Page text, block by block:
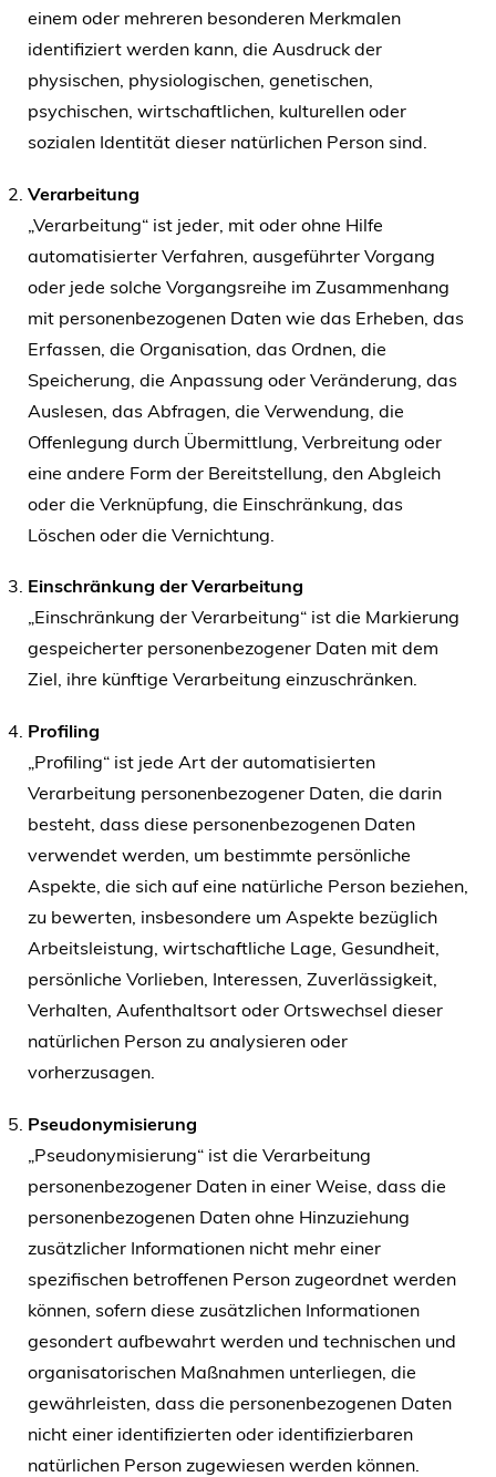
einem oder mehreren besonderen Merkmalen
identifiziert werden kann, die Ausdruck der
physischen, physiologischen, genetischen,
psychischen, wirtschaftlichen, kulturellen oder
sozialen Identität dieser natürlichen Person sind.
Verarbeitung
„Verarbeitung“ ist jeder, mit oder ohne Hilfe
automatisierter Verfahren, ausgeführter Vorgang
oder jede solche Vorgangsreihe im Zusammenhang
mit personenbezogenen Daten wie das Erheben, das
Erfassen, die Organisation, das Ordnen, die
Speicherung, die Anpassung oder Veränderung, das
Auslesen, das Abfragen, die Verwendung, die
Offenlegung durch Übermittlung, Verbreitung oder
eine andere Form der Bereitstellung, den Abgleich
oder die Verknüpfung, die Einschränkung, das
Löschen oder die Vernichtung.
Einschränkung der Verarbeitung
„Einschränkung der Verarbeitung“ ist die Markierung
gespeicherter personenbezogener Daten mit dem
Ziel, ihre künftige Verarbeitung einzuschränken.
Profiling
„Profiling“ ist jede Art der automatisierten
Verarbeitung personenbezogener Daten, die darin
besteht, dass diese personenbezogenen Daten
verwendet werden, um bestimmte persönliche
Aspekte, die sich auf eine natürliche Person beziehen,
zu bewerten, insbesondere um Aspekte bezüglich
Arbeitsleistung, wirtschaftliche Lage, Gesundheit,
persönliche Vorlieben, Interessen, Zuverlässigkeit,
Verhalten, Aufenthaltsort oder Ortswechsel dieser
natürlichen Person zu analysieren oder
vorherzusagen.
Pseudonymisierung
„Pseudonymisierung“ ist die Verarbeitung
personenbezogener Daten in einer Weise, dass die
personenbezogenen Daten ohne Hinzuziehung
zusätzlicher Informationen nicht mehr einer
spezifischen betroffenen Person zugeordnet werden
können, sofern diese zusätzlichen Informationen
gesondert aufbewahrt werden und technischen und
organisatorischen Maßnahmen unterliegen, die
gewährleisten, dass die personenbezogenen Daten
nicht einer identifizierten oder identifizierbaren
natürlichen Person zugewiesen werden können.